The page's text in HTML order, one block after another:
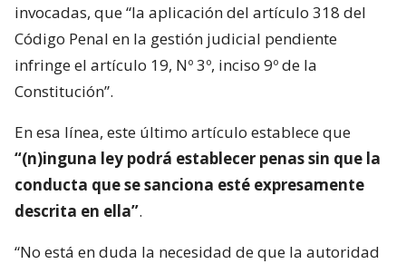
invocadas, que “la aplicación del artículo 318 del
Código Penal en la gestión judicial pendiente
infringe el artículo 19, Nº 3º, inciso 9º de la
Constitución”.
En esa línea, este último artículo establece que
“(n)inguna ley podrá establecer penas sin que la
conducta que se sanciona esté expresamente
descrita en ella”.
“No está en duda la necesidad de que la autoridad